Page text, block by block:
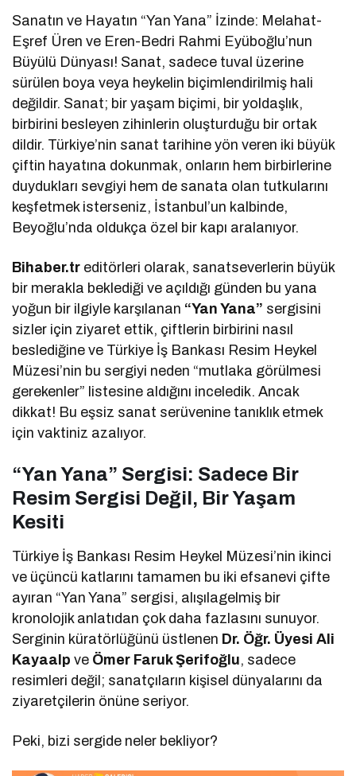
Sanatın ve Hayatın “Yan Yana” İzinde: Melahat-
Eşref Üren ve Eren-Bedri Rahmi Eyüboğlu’nun
Büyülü Dünyası! Sanat, sadece tuval üzerine
sürülen boya veya heykelin biçimlendirilmiş hali
değildir. Sanat; bir yaşam biçimi, bir yoldaşlık,
birbirini besleyen zihinlerin oluşturduğu bir ortak
dildir. Türkiye’nin sanat tarihine yön veren iki büyük
çiftin hayatına dokunmak, onların hem birbirlerine
duydukları sevgiyi hem de sanata olan tutkularını
keşfetmek isterseniz, İstanbul’un kalbinde,
Beyoğlu’nda oldukça özel bir kapı aralanıyor.
Bihaber.tr editörleri olarak, sanatseverlerin büyük
bir merakla beklediği ve açıldığı günden bu yana
yoğun bir ilgiyle karşılanan “Yan Yana” sergisini
sizler için ziyaret ettik, çiftlerin birbirini nasıl
beslediğine ve Türkiye İş Bankası Resim Heykel
Müzesi’nin bu sergiyi neden “mutlaka görülmesi
gerekenler” listesine aldığını inceledik. Ancak
dikkat! Bu eşsiz sanat serüvenine tanıklık etmek
için vaktiniz azalıyor.
“Yan Yana” Sergisi: Sadece Bir
Resim Sergisi Değil, Bir Yaşam
Kesiti
Türkiye İş Bankası Resim Heykel Müzesi’nin ikinci
ve üçüncü katlarını tamamen bu iki efsanevi çifte
ayıran “Yan Yana” sergisi, alışılagelmiş bir
kronolojik anlatıdan çok daha fazlasını sunuyor.
Serginin küratörlüğünü üstlenen Dr. Öğr. Üyesi Ali
Kayaalp ve Ömer Faruk Şerifoğlu, sadece
resimleri değil; sanatçıların kişisel dünyalarını da
ziyaretçilerin önüne seriyor.
Peki, bizi sergide neler bekliyor?